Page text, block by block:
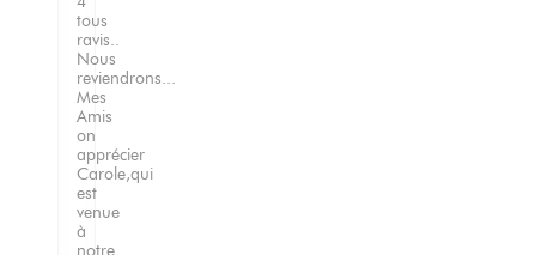
tous
ravis..
Nous
reviendrons...
Mes
Amis
on
apprécier
Carole,qui
est
venue
à
notre